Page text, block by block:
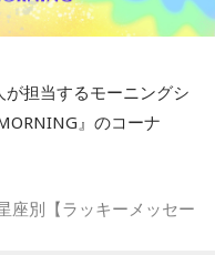
します！とのこと。
スメしたい、インドネ
はTikTokでもコンテン
いったシリーズ企画の
ています！
で言う「あざと(あざと
自分の雰囲気を大切に
分を目指す、という意
担当するモーニングシ
』のコーナ
別【ラッキーメッセー